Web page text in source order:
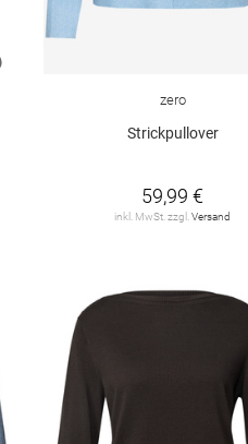
ZUR WUNSCHLISTE HINZUFÜGEN
zero
Strickpullover
59,99 €
inkl. MwSt. zzgl.Versand